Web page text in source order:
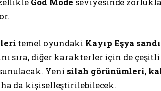
God Mode seviyesinde
temel oyundaki Kayıp Eşya
sıra, diğer karakterler için de çeşitli
Yeni silah görünümleri,
da kişiselleştirilebilecek.